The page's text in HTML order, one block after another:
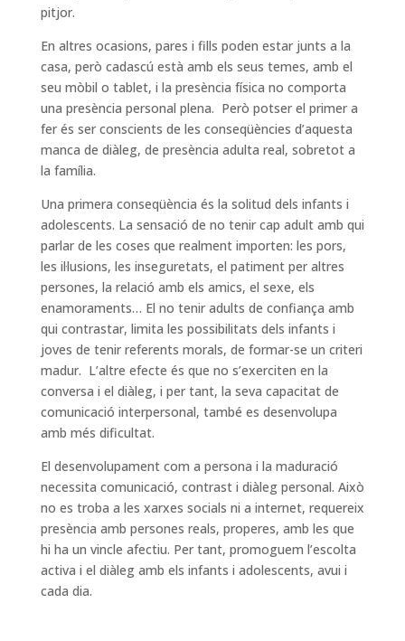
pitjor.
En altres ocasions, pares i fills poden estar junts a la
casa, però cadascú està amb els seus temes, amb el
seu mòbil o tablet, i la presència física no comporta
una presència personal plena. Però potser el primer a
fer és ser conscients de les conseqüències d’aquesta
manca de diàleg, de presència adulta real, sobretot a
la família.
Una primera conseqüència és la solitud dels infants i
adolescents. La sensació de no tenir cap adult amb qui
parlar de les coses que realment importen: les pors,
les il·lusions, les inseguretats, el patiment per altres
persones, la relació amb els amics, el sexe, els
enamoraments… El no tenir adults de confiança amb
qui contrastar, limita les possibilitats dels infants i
joves de tenir referents morals, de formar-se un criteri
madur. L’altre efecte és que no s’exerciten en la
conversa i el diàleg, i per tant, la seva capacitat de
comunicació interpersonal, també es desenvolupa
amb més dificultat.
El desenvolupament com a persona i la maduració
necessita comunicació, contrast i diàleg personal. Això
no es troba a les xarxes socials ni a internet, requereix
presència amb persones reals, properes, amb les que
hi ha un vincle afectiu. Per tant, promoguem l’escolta
activa i el diàleg amb els infants i adolescents, avui i
cada dia.